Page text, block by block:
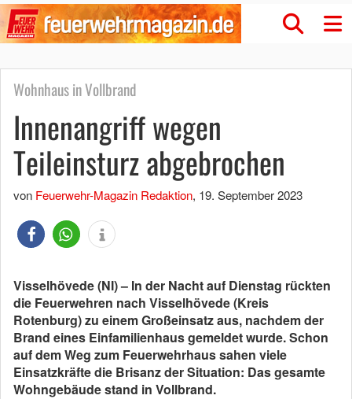
Wohnhaus in Vollbrand
Innenangriff wegen
Teileinsturz abgebrochen
von Feuerwehr-Magazin Redaktion, 19. September 2023
Visselhövede (NI) – In der Nacht auf Dienstag rückten
die Feuerwehren nach Visselhövede (Kreis
Rotenburg) zu einem Großeinsatz aus, nachdem der
Brand eines Einfamilienhaus gemeldet wurde. Schon
auf dem Weg zum Feuerwehrhaus sahen viele
Einsatzkräfte die Brisanz der Situation: Das gesamte
Wohngebäude stand in Vollbrand.